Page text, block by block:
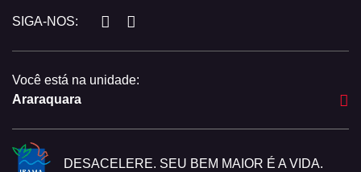
SIGA-NOS:
Você está na unidade:
Araraquara
DESACELERE. SEU BEM MAIOR É A VIDA.